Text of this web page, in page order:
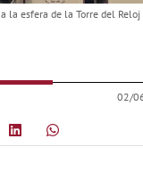
la esfera de la Torre del
02/